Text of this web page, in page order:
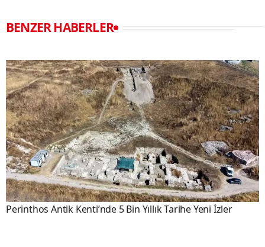
BENZER HABERLER
Perinthos Antik Kenti’nde 5 Bin Yıllık Tarihe Yeni İzler